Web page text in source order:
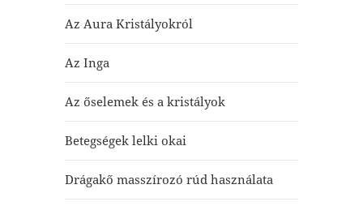
Az Aura Kristályokról
Az Inga
Az őselemek és a kristályok
Betegségek lelki okai
Drágakő masszírozó rúd használata